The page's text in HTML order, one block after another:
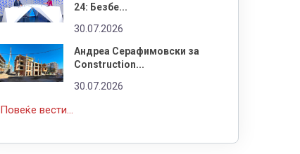
24: Безбе...
30.07.2026
Андреа Серафимовски за
Construction...
30.07.2026
Повеќе вести...